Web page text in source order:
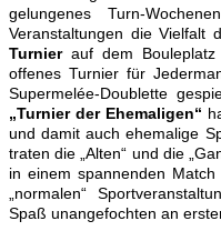
gelungenes Turn-
Veranstaltungen die Vielfalt
Turnierauf dem Bouleplatz
offenes Turnier für
Supermelée-Doublette
„Turnier der Ehemaligen“
und damit auch ehemalige
traten die „Alten“ und die
in einem spannenden
„normalen“
Spaß unangefochten an